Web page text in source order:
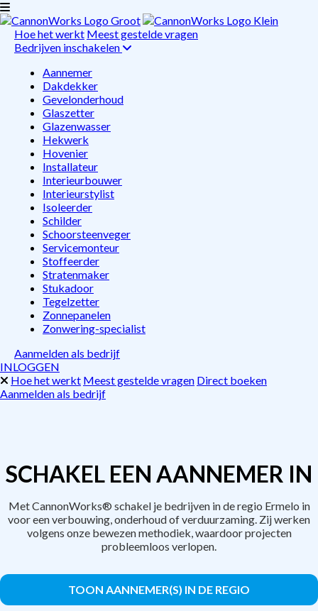
Hoe het werkt Meest gestelde vragen
Bedrijven inschakelen
Aannemer
Dakdekker
Gevelonderhoud
Glaszetter
Glazenwasser
Hekwerk
Hovenier
Installateur
Interieurbouwer
Interieurstylist
Isoleerder
Schilder
Schoorsteenveger
Servicemonteur
Stoffeerder
Stratenmaker
Stukadoor
Tegelzetter
Zonnepanelen
Zonwering-specialist
Aanmelden als bedrijf
INLOGGEN
Hoe het werkt Meest gestelde vragen Direct boeken
Aanmelden als bedrijf
SCHAKEL EEN AANNEMER IN
Met CannonWorks® schakel je bedrijven in de regio Ermelo in
voor een verbouwing, onderhoud of verduurzaming. Zij werken
volgens onze bewezen methodiek, waardoor projecten
probleemloos verlopen.
TOON AANNEMER(S) IN DE REGIO